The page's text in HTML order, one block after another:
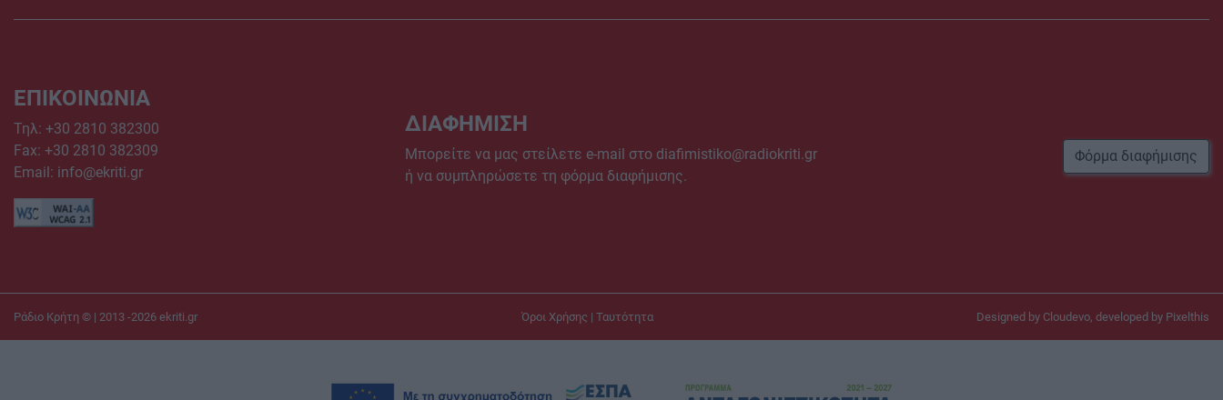
ΕΠΙΚΟΙΝΩΝΙΑ
Τηλ: +30 2810 382300
Fax: +30 2810 382309
Email: info@ekriti.gr
ΔΙΑΦΗΜΙΣΗ
Μπορείτε να μας στείλετε e-mail στο diafimistiko@radiokriti.gr
ή να συμπληρώσετε τη φόρμα διαφήμισης.
Φόρμα διαφήμισης
Ράδιο Κρήτη © | 2013 -2026 ekriti.gr Όροι Χρήσης | Ταυτότητα Designed by Cloudevo, developed by Pixelthis